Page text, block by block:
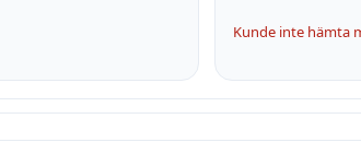
Kunde inte hämta